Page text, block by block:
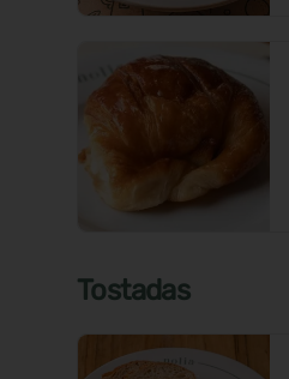
Tostadas